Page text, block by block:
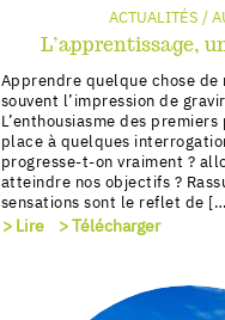
ACTUALITÉS /
L’apprentissage,
Apprendre quelque chose de
souvent l’impression de
L’enthousiasme des
place à quelques
progresse-t-on vraiment ?
atteindre nos objectifs ?
sensations sont le reflet de
> Lire > Télécharger